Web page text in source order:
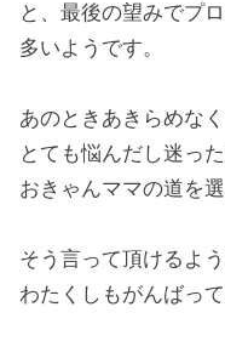
と、最後の望みでプ
多いようです。
あのときあきらめなく
とても悩んだし迷った
おきゃんママの道を
そう言って頂けるよう
わたくしもがんばっ